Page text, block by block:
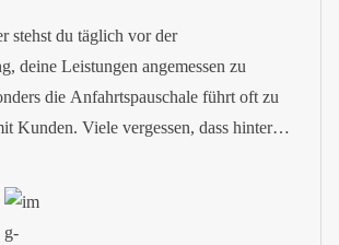
stehst du täglich vor der
deine Leistungen angemessen zu
die Anfahrtspauschale führt oft zu
Kunden. Viele vergessen, dass hinter
steckt.